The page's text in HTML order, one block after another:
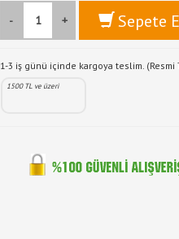
- + Sepete
1-3 iş günü içinde kargoya teslim. (Resmi
1500 TL ve üzeri